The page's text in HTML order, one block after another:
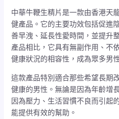
中華牛鞭生精片是一款由香港天
健產品。它的主要功效包括促進
善早洩、延長性愛時間，並提升
產品相比，它具有無副作用、不
健康狀況的相容性，成為眾多男
這款產品特別適合那些希望長期
健康的男性。無論是因為年齡增
因為壓力、生活習慣不良而引起
能提供有效的幫助。